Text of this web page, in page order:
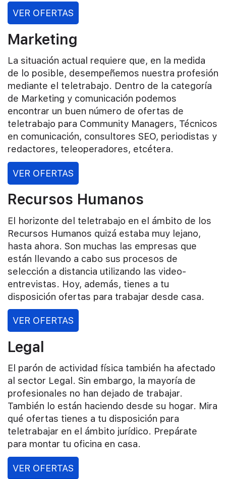
VER OFERTAS
Marketing
La situación actual requiere que, en la medida
de lo posible, desempeñemos nuestra profesión
mediante el teletrabajo. Dentro de la categoría
de Marketing y comunicación podemos
encontrar un buen número de ofertas de
teletrabajo para Community Managers, Técnicos
en comunicación, consultores SEO, periodistas y
redactores, teleoperadores, etcétera.
VER OFERTAS
Recursos Humanos
El horizonte del teletrabajo en el ámbito de los
Recursos Humanos quizá estaba muy lejano,
hasta ahora. Son muchas las empresas que
están llevando a cabo sus procesos de
selección a distancia utilizando las video-
entrevistas. Hoy, además, tienes a tu
disposición ofertas para trabajar desde casa.
VER OFERTAS
Legal
El parón de actividad física también ha afectado
al sector Legal. Sin embargo, la mayoría de
profesionales no han dejado de trabajar.
También lo están haciendo desde su hogar. Mira
qué ofertas tienes a tu disposición para
teletrabajar en el ámbito jurídico. Prepárate
para montar tu oficina en casa.
VER OFERTAS